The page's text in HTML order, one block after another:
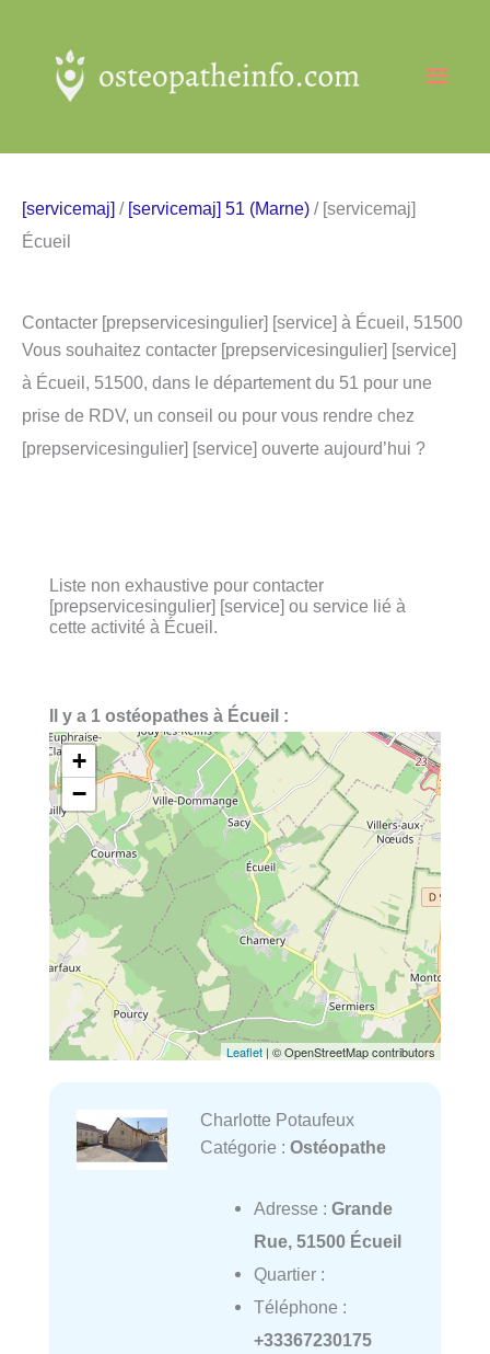
contenu
[servicemaj] / [servicemaj] 51 (Marne) / [servicemaj]
Écueil
Contacter [prepservicesingulier] [service] à Écueil, 51500
Vous souhaitez contacter [prepservicesingulier] [service]
à Écueil, 51500, dans le département du 51 pour une
prise de RDV, un conseil ou pour vous rendre chez
[prepservicesingulier] [service] ouverte aujourd’hui ?
Liste non exhaustive pour contacter
[prepservicesingulier] [service] ou service lié à
cette activité à Écueil.
Il y a 1 ostéopathes à Écueil :
+
−
Leaflet | © OpenStreetMap contributors
Charlotte Potaufeux
Catégorie : Ostéopathe
Adresse : Grande
Rue, 51500 Écueil
Quartier :
Téléphone :
+33367230175